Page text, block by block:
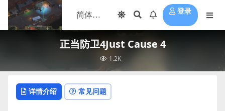
登录
正当防卫4Just Cause 4
1.2K
详情介绍 常见问题